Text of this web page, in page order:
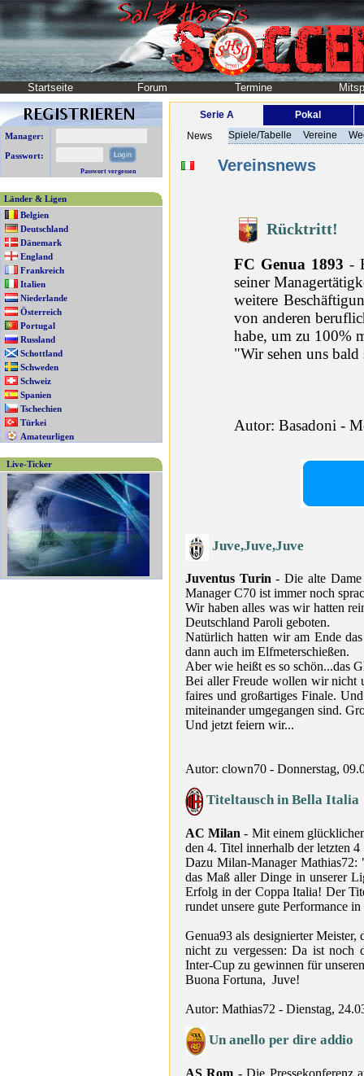
Startseite Forum Termine
Manager:
Passwort:
Passwort vergessen
Länder & Ligen
Belgien
Deutschland
Dänemark
England
Frankreich
Italien
Niederlande
Österreich
Portugal
Russland
Schottland
Schweden
Schweiz
Spanien
Tschechien
Türkei
Amateurligen
Live-Ticker
Serie A
Pokal
News
Spiele/Tabelle Vereine
Vereinsnews
Rücktritt!
FC Genua 1893 -
seiner
weitere
von anderen
habe, um zu 100%
"Wir sehen uns
Autor: Basadoni -
Juve,Juve,Juve
Juventus Turin - Die alte Dame
Manager C70 ist immer noch
Wir haben alles was wir hatten
Deutschland Paroli geboten.
Natürlich hatten wir am Ende
dann auch im Elfmeterschießen.
Aber wie heißt es so schön...das
Bei aller Freude wollen wir nicht
faires und großartiges Finale.
miteinander umgegangen sind.
Und jetzt feiern wir...
Autor: clown70 - Donnerstag,
Titeltausch in Bella Italia
AC Milan - Mit einem
den 4. Titel innerhalb der letzten
Dazu Milan-Manager
das Maß aller Dinge in unserer
Erfolg in der Coppa Italia! Der
rundet unsere gute Performance
Genua93 als designierter
nicht zu vergessen: Da ist noch
Inter-Cup zu gewinnen für
Buona Fortuna, Juve!
Autor: Mathias72 - Dienstag,
Un anello per dire addio
AS Rom - Die Pressekonferenz